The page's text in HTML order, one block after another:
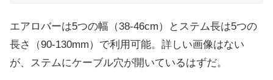
エアロバーは5つの幅（38-46cm）とステム長は5つの
長さ（90-130mm）で利用可能。詳しい画像はない
が、ステムにケーブル穴が開いているはずだ。